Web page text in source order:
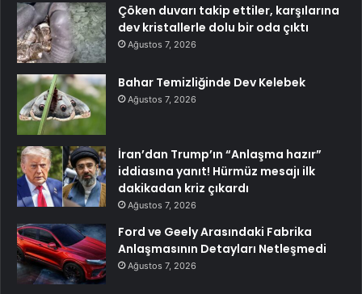
Çöken duvarı takip ettiler, karşılarına
dev kristallerle dolu bir oda çıktı
Ağustos 7, 2026
Bahar Temizliğinde Dev Kelebek
Ağustos 7, 2026
İran’dan Trump’ın “Anlaşma hazır”
iddiasına yanıt! Hürmüz mesajı ilk
dakikadan kriz çıkardı
Ağustos 7, 2026
Ford ve Geely Arasındaki Fabrika
Anlaşmasının Detayları Netleşmedi
Ağustos 7, 2026